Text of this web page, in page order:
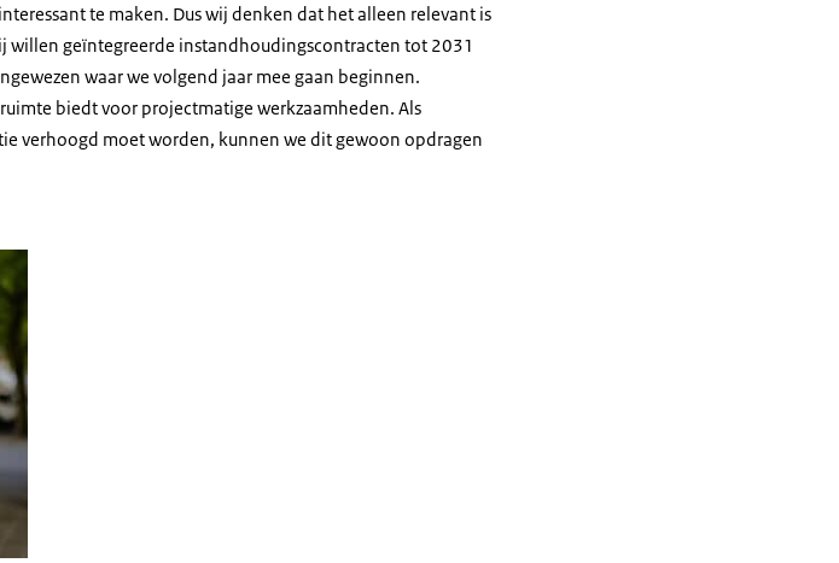
te maken. Dus wij denken dat het alleen relevant is
geïntegreerde instandhoudingscontracten tot 2031
waar we volgend jaar mee gaan beginnen.
biedt voor projectmatige werkzaamheden. Als
verhoogd moet worden, kunnen we dit gewoon opdragen